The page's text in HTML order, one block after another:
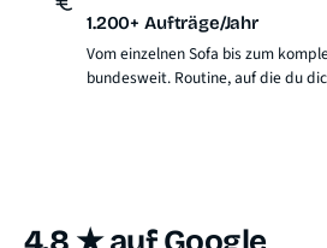
1.200+ Aufträge/Jahr
Vom einzelnen Sofa bis zum
bundesweit. Routine, auf die du